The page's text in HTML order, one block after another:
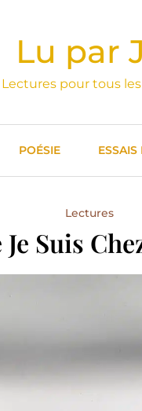
Lu par
Lectures pour tous
POÉSIE ESSAIS
Lectures
Suis